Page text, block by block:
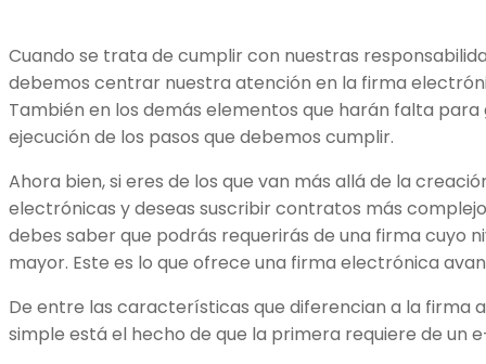
Cuando se trata de cumplir con nuestras
debemos centrar nuestra atención en la firma
También en los demás elementos que harán falta
ejecución de los pasos que debemos cumplir.
Ahora bien, si eres de los que van más allá de la
electrónicas y deseas suscribir contratos más
debes saber que podrás requerirás de una firma cuyo
mayor. Este es lo que ofrece una firma electrónica
De entre las características que diferencian a la firma
simple está el hecho de que la primera requiere de un